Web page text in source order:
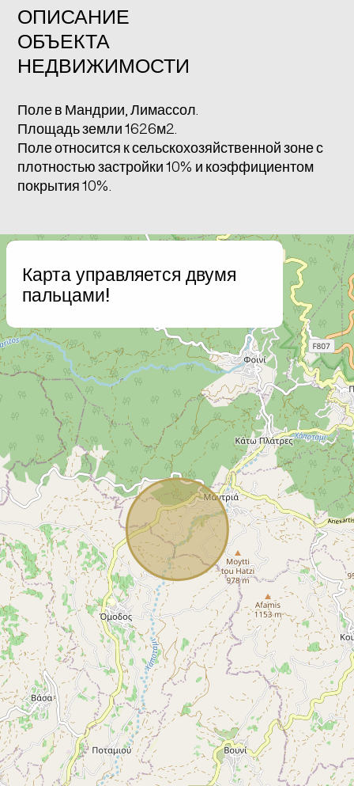
ОПИСАНИЕ
ОБЪЕКТА
НЕДВИЖИМОСТИ
Поле в Мандрии, Лимассол.
Площадь земли 1626м2.
Поле относится к сельскохозяйственной зоне с
плотностью застройки 10% и коэффициентом
покрытия 10%.
Карта управляется двумя
пальцами!
−